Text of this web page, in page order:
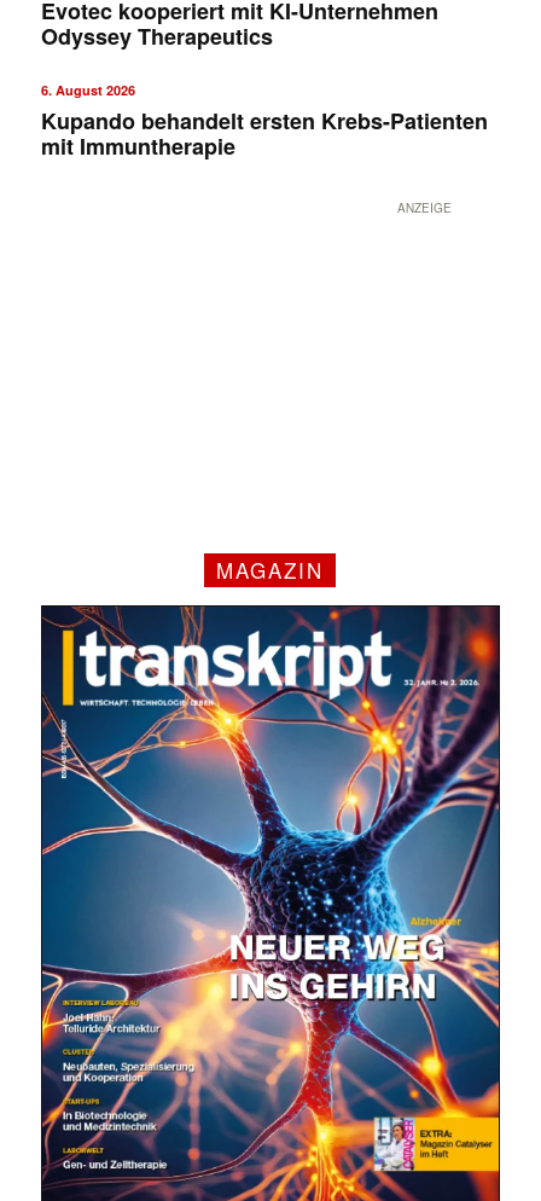
Evotec kooperiert mit KI-Unternehmen
Odyssey Therapeutics
6. August 2026
Kupando behandelt ersten Krebs-Patienten
mit Immuntherapie
ANZEIGE
MAGAZIN